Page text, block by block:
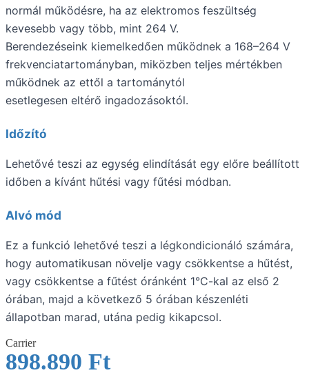
normál működésre, ha az elektromos feszültség
kevesebb vagy több, mint 264 V.
Berendezéseink kiemelkedően működnek a 168–264 V
frekvenciatartományban, miközben teljes mértékben
működnek az ettől a tartománytól
esetlegesen eltérő ingadozásoktól.
Időzító
Lehetővé teszi az egység elindítását egy előre beállított
időben a kívánt hűtési vagy fűtési módban.
Alvó mód
Ez a funkció lehetővé teszi a légkondicionáló számára,
hogy automatikusan növelje vagy csökkentse a hűtést,
vagy csökkentse a fűtést óránként 1°C-kal az első 2
órában, majd a következő 5 órában készenléti
állapotban marad, utána pedig kikapcsol.
Carrier
898.890 Ft